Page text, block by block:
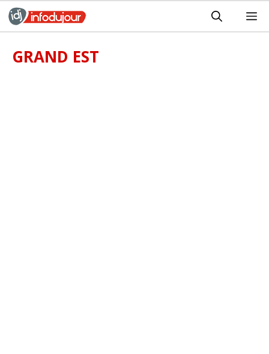
Aller
au
GRAND EST